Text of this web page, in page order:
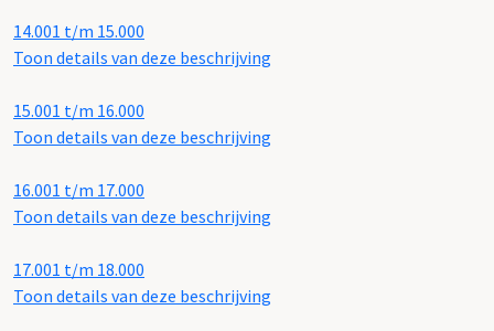
14.001 t/m 15.000
Toon details van deze beschrijving
15.001 t/m 16.000
Toon details van deze beschrijving
16.001 t/m 17.000
Toon details van deze beschrijving
17.001 t/m 18.000
Toon details van deze beschrijving